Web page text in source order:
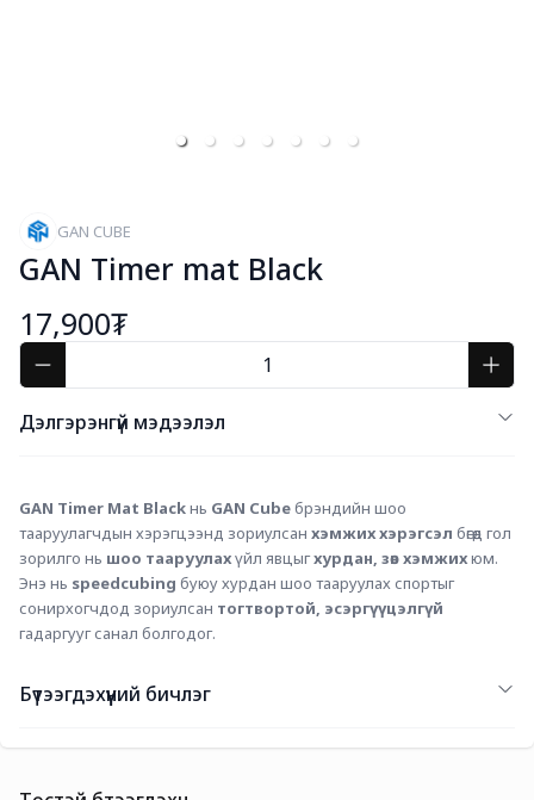
GAN CUBE
GAN Timer mat Black
17,900₮
Дэлгэрэнгүй мэдээлэл
GAN Timer Mat Black нь GAN Cube брэндийн шоо
тааруулагчдын хэрэгцээнд зориулсан хэмжих хэрэгсэл бөгөөд гол
зорилго нь шоо тааруулах үйл явцыг хурдан, зөв хэмжих юм.
Энэ нь speedcubing буюу хурдан шоо тааруулах спортыг
сонирхогчдод зориулсан тогтвортой, эсэргүүцэлгүй
гадаргууг санал болгодог.
Бүтээгдэхүүний бичлэг